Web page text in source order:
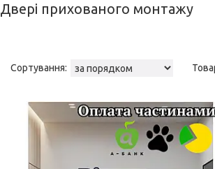
Двері прихованого монтажу